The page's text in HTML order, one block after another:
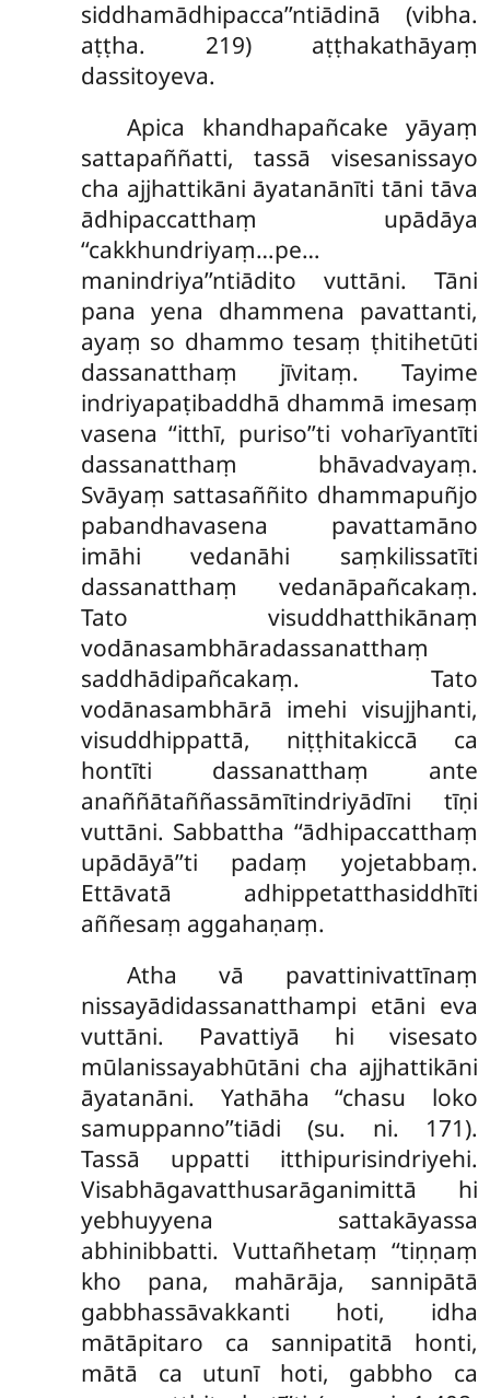
siddhamādhipacca’’ntiādinā (vibha.
aṭṭha. 219) aṭṭhakathāyaṃ
dassitoyeva.
Apica khandhapañcake yāyaṃ
sattapaññatti, tassā visesanissayo
cha ajjhattikāni āyatanānīti tāni tāva
ādhipaccatthaṃ upādāya
‘‘cakkhundriyaṃ…pe…
manindriya’’ntiādito vuttāni. Tāni
pana yena dhammena pavattanti,
ayaṃ so dhammo tesaṃ ṭhitihetūti
dassanatthaṃ jīvitaṃ. Tayime
indriyapaṭibaddhā dhammā imesaṃ
vasena ‘‘itthī, puriso’’ti voharīyantīti
dassanatthaṃ bhāvadvayaṃ.
Svāyaṃ sattasaññito dhammapuñjo
pabandhavasena pavattamāno
imāhi vedanāhi saṃkilissatīti
dassanatthaṃ vedanāpañcakaṃ.
Tato visuddhatthikānaṃ
vodānasambhāradassanatthaṃ
saddhādipañcakaṃ. Tato
vodānasambhārā imehi visujjhanti,
visuddhippattā, niṭṭhitakiccā ca
hontīti dassanatthaṃ ante
anaññātaññassāmītindriyādīni tīṇi
vuttāni. Sabbattha ‘‘ādhipaccatthaṃ
upādāyā’’ti padaṃ yojetabbaṃ.
Ettāvatā adhippetatthasiddhīti
aññesaṃ aggahaṇaṃ.
Atha vā pavattinivattīnaṃ
nissayādidassanatthampi etāni eva
vuttāni. Pavattiyā hi visesato
mūlanissayabhūtāni cha ajjhattikāni
āyatanāni. Yathāha ‘‘chasu loko
samuppanno’’tiādi (su. ni. 171).
Tassā uppatti itthipurisindriyehi.
Visabhāgavatthusarāganimittā hi
yebhuyyena sattakāyassa
abhinibbatti. Vuttañhetaṃ ‘‘tiṇṇaṃ
kho pana, mahārāja, sannipātā
gabbhassāvakkanti hoti, idha
mātāpitaro ca sannipatitā honti,
mātā ca utunī hoti, gabbho ca